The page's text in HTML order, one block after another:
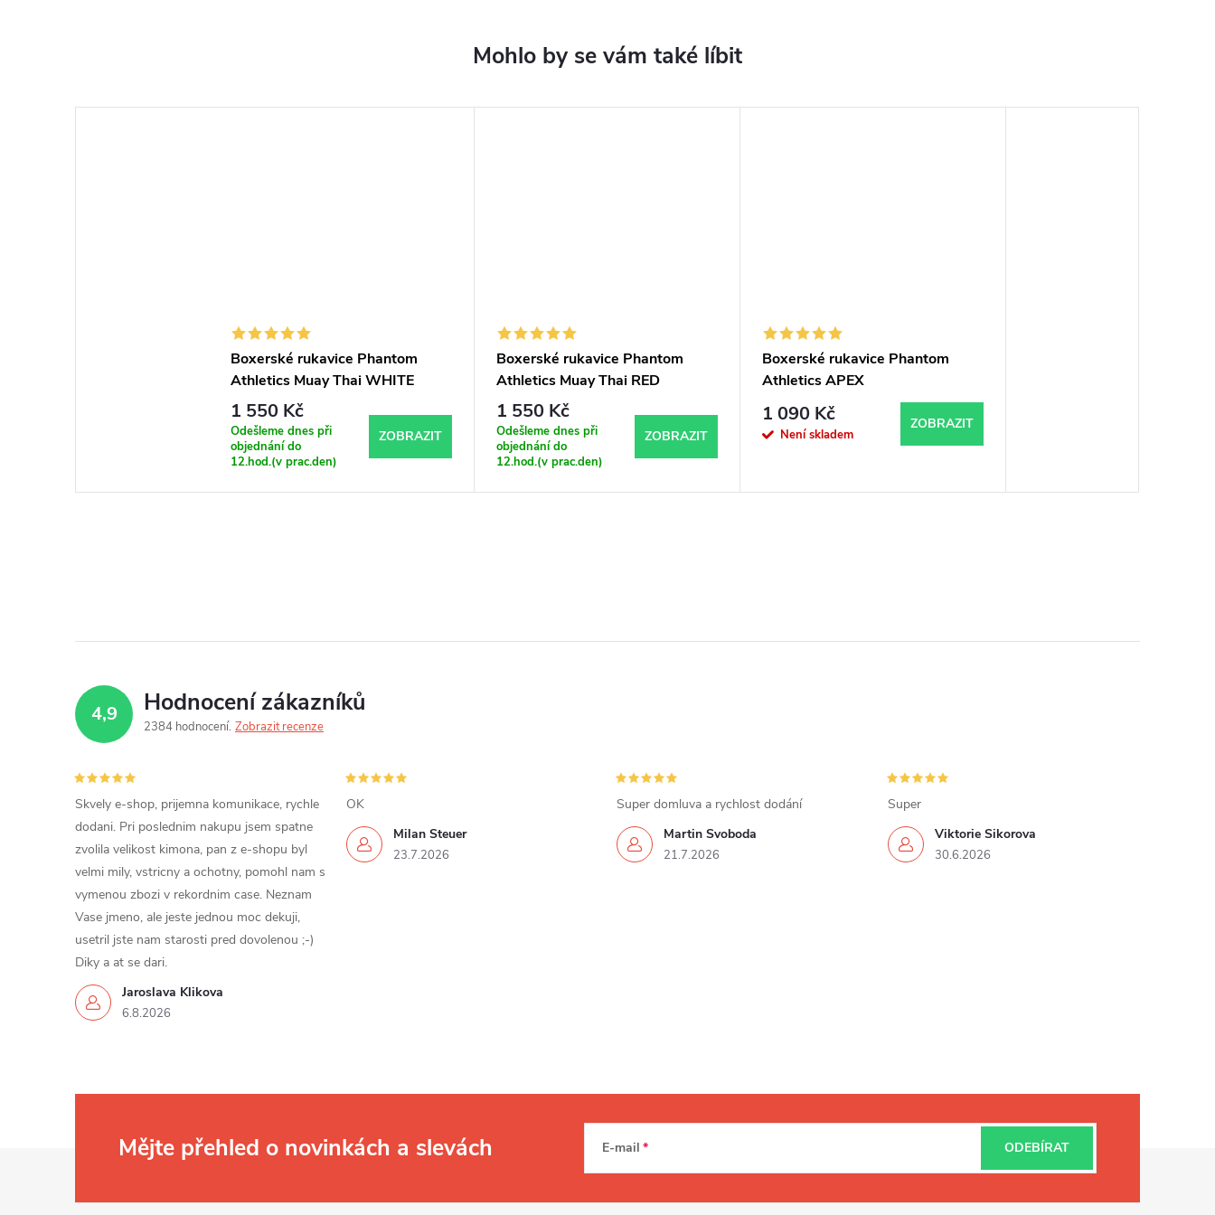
Boxerské rukavice Phantom
Athletics Muay Thai WHITE
1 550 Kč
Odešleme dnes při
objednání do
12.hod.(v prac.den)
ZOBRAZIT
Boxerské rukavice Phantom
Athletics Muay Thai RED
1 550 Kč
Odešleme dnes při
objednání do
12.hod.(v prac.den)
ZOBRAZIT
Boxerské rukavice Phantom
Athletics APEX
1 090 Kč
Není skladem
ZOBRAZIT
4,9 Hodnocení zákazníků
2384 hodnocení Zobrazit recenze
Jaroslava Klikova
6.8.2026
Skvely e-shop, prijemna komunikace, rychle
dodani. Pri poslednim nakupu jsem spatne
zvolila velikost kimona, pan z e-shopu byl
velmi mily, vstricny a ochotny, pomohl nam s
vymenou zbozi v rekordnim case. Neznam
Vase jmeno, ale jeste jednou moc dekuji,
usetril jste nam starosti pred dovolenou ;-)
Diky a at se dari.
Milan Steuer
23.7.2026
OK
Martin Svoboda
21.7.2026
Super domluva a rychlost dodání
Viktorie Sikorova
30.6.2026
Super
Mějte přehled o novinkách a slevách E-mail ODEBÍRAT